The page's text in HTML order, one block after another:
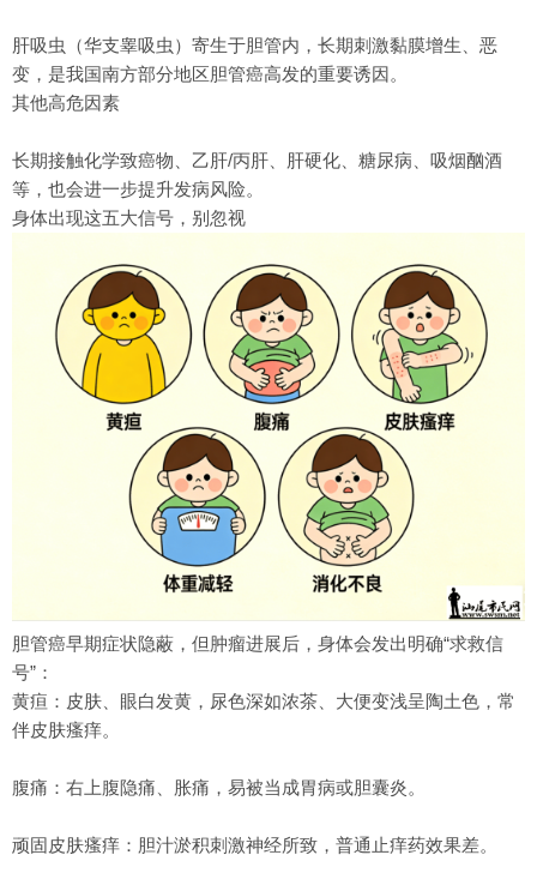
肝吸虫（华支睾吸虫）寄生于胆管内，长期刺激黏膜增生、恶
变，是我国南方部分地区胆管癌高发的重要诱因。
其他高危因素
长期接触化学致癌物、乙肝/丙肝、肝硬化、糖尿病、吸烟酗酒
等，也会进一步提升发病风险。
身体出现这五大信号，别忽视
胆管癌早期症状隐蔽，但肿瘤进展后，身体会发出明确“求救信
号”：
黄疸：皮肤、眼白发黄，尿色深如浓茶、大便变浅呈陶土色，常
伴皮肤瘙痒。
腹痛：右上腹隐痛、胀痛，易被当成胃病或胆囊炎。
顽固皮肤瘙痒：胆汁淤积刺激神经所致，普通止痒药效果差。